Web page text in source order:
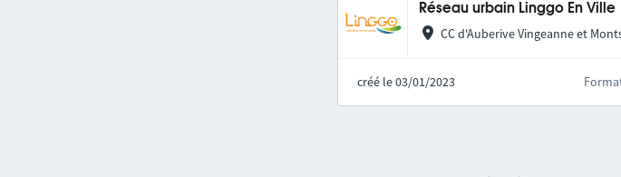
Réseau urbain Linggo En Ville
CC d'Auberive Vingeanne et
créé le 03/01/2023